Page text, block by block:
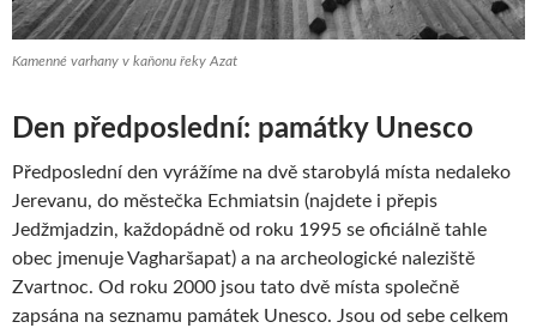
Kamenné varhany v kaňonu řeky Azat
Den předposlední: památky Unesco
Předposlední den vyrážíme na dvě starobylá místa nedaleko
Jerevanu, do městečka Echmiatsin (najdete i přepis
Jedžmjadzin, každopádně od roku 1995 se oficiálně tahle
obec jmenuje Vagharšapat) a na archeologické naleziště
Zvartnoc. Od roku 2000 jsou tato dvě místa společně
zapsána na seznamu památek Unesco. Jsou od sebe celkem